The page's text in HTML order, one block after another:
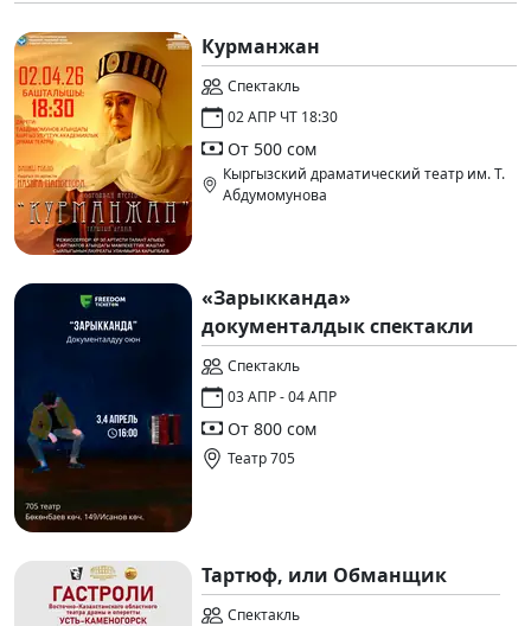
Курманжан
Спектакль
02 АПР ЧТ 18:30
От 500 сом
Кыргызский драматический театр им. Т.
Абдумомунова
«Зарыкканда»
документалдык спектакли
Спектакль
03 АПР - 04 АПР
От 800 сом
Театр 705
Тартюф, или Обманщик
Спектакль